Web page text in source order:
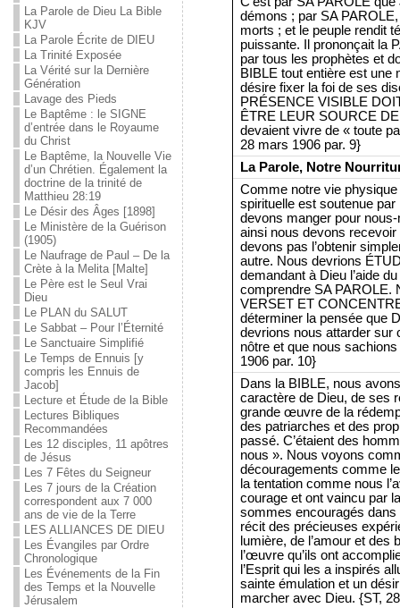
La Parole de Dieu La Bible
KJV
La Parole Écrite de DIEU
La Trinité Exposée
La Vérité sur la Dernière
Génération
Lavage des Pieds
Le Baptême : le SIGNE
d’entrée dans le Royaume
du Christ
Le Baptême, la Nouvelle Vie
d’un Chrétien. Également la
doctrine de la trinité de
Matthieu 28:19
Le Désir des Âges [1898]
Le Ministère de la Guérison
(1905)
Le Naufrage de Paul – De la
Crète à la Melita [Malte]
Le Père est le Seul Vrai
Dieu
Le PLAN du SALUT
Le Sabbat – Pour l’Éternité
Le Sanctuaire Simplifié
Le Temps de Ennuis [y
compris les Ennuis de
Jacob]
Lecture et Étude de la Bible
Lectures Bibliques
Recommandées
Les 12 disciples, 11 apôtres
de Jésus
Les 7 Fêtes du Seigneur
Les 7 jours de la Création
correspondent aux 7 000
ans de vie de la Terre
LES ALLIANCES DE DIEU
Les Évangiles par Ordre
Chronologique
Les Événements de la Fin
des Temps et la Nouvelle
Jérusalem
démons ; par SA
morts ; et le peuple rendit
puissante. Il prononçait la
par tous les prophètes et
BIBLE tout entière est une
désire fixer la foi de ses
PRÉSENCE VISIBLE
ÊTRE LEUR SOURCE
devaient vivre de « toute
28 mars 1906 par. 9}
La Parole, Notre
Comme notre vie
spirituelle est soutenue
devons manger pour
ainsi nous devons
devons pas l’obtenir
autre. Nous devrions
demandant à Dieu l’aide
comprendre SA
VERSET ET
déterminer la pensée que
devrions nous attarder sur
nôtre et que nous
1906 par. 10}
Dans la BIBLE, nous
caractère de Dieu, de ses
grande œuvre de la
des patriarches et des
passé. C’étaient des
nous ». Nous voyons
découragements comme
la tentation comme nous
courage et ont vaincu par
sommes encouragés dans
récit des précieuses
lumière, de l’amour et des
l’œuvre qu’ils ont
l’Esprit qui les a inspirés
sainte émulation et un
marcher avec Dieu. {ST,